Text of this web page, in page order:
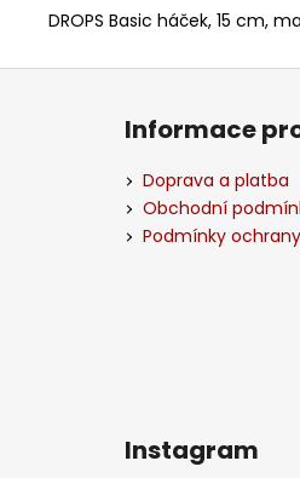
DROPS Basic háček, 15 cm,
Z
Informace
Doprava a platba
Obchodní
Podmínky
Instagram